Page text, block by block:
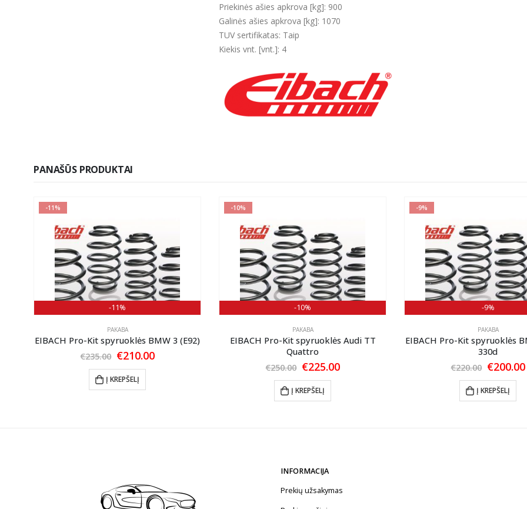
Priekinės ašies apkrova [kg]: 900
Galinės ašies apkrova [kg]: 1070
TUV sertifikatas: Taip
Kiekis vnt. [vnt.]: 4
PANAŠŪS PRODUKTAI
-11%
-11%
PAKABA
EIBACH Pro-Kit spyruoklės BMW 3 (E92)
€235.00 Original
price
was:
€235.00.
€210.00Current
Į KREPŠELĮ
-10%
-10%
PAKABA
EIBACH Pro-Kit spyruoklės Audi TT
Quattro
€250.00 Original
price
was:
€250.00.
€225.00Current
Į KREPŠELĮ
-9%
-9%
PAKABA
EIBACH Pro-Kit spyruoklės
330d
€220.00 Original
price
was:
€220.00.
€200.00
Į KREPŠELĮ
INFORMACIJA
Prekių užsakymas